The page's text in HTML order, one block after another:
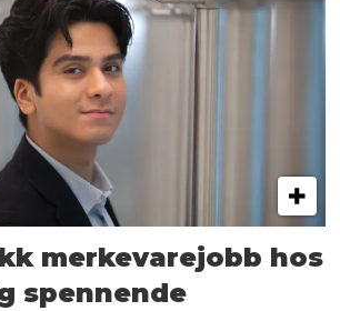
merkevarejobb hos
spennende